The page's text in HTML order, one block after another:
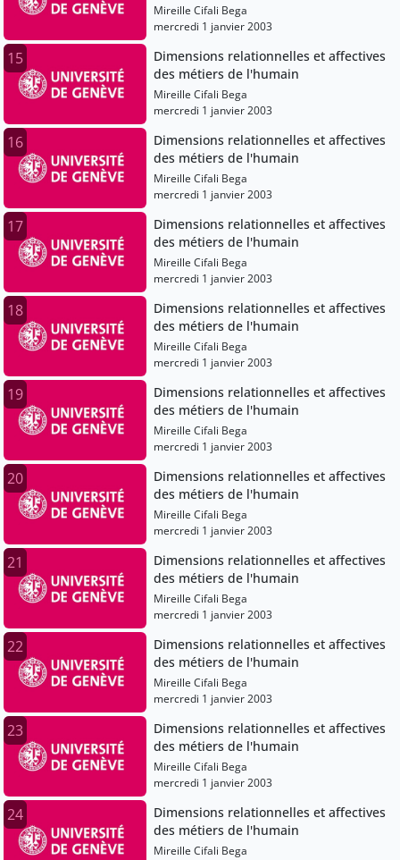
Mireille Cifali Bega
mercredi 1 janvier 2003
15
Dimensions relationnelles et affectives
des métiers de l'humain
Mireille Cifali Bega
mercredi 1 janvier 2003
16
Dimensions relationnelles et affectives
des métiers de l'humain
Mireille Cifali Bega
mercredi 1 janvier 2003
17
Dimensions relationnelles et affectives
des métiers de l'humain
Mireille Cifali Bega
mercredi 1 janvier 2003
18
Dimensions relationnelles et affectives
des métiers de l'humain
Mireille Cifali Bega
mercredi 1 janvier 2003
19
Dimensions relationnelles et affectives
des métiers de l'humain
Mireille Cifali Bega
mercredi 1 janvier 2003
20
Dimensions relationnelles et affectives
des métiers de l'humain
Mireille Cifali Bega
mercredi 1 janvier 2003
21
Dimensions relationnelles et affectives
des métiers de l'humain
Mireille Cifali Bega
mercredi 1 janvier 2003
22
Dimensions relationnelles et affectives
des métiers de l'humain
Mireille Cifali Bega
mercredi 1 janvier 2003
23
Dimensions relationnelles et affectives
des métiers de l'humain
Mireille Cifali Bega
mercredi 1 janvier 2003
24
Dimensions relationnelles et affectives
des métiers de l'humain
Mireille Cifali Bega